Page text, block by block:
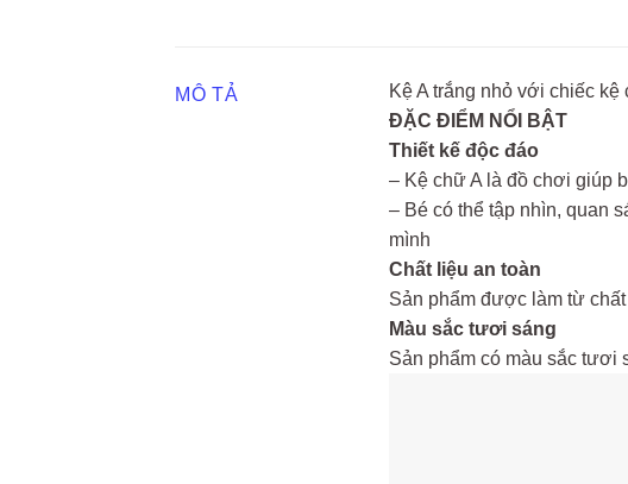
MÔ TẢ
Kệ A trắng nhỏ với chiếc
ĐẶC ĐIỂM NỔI BẬT
Thiết kế độc đáo
– Kệ chữ A là đồ chơi giúp
– Bé có thể tập nhìn, quan
mình
Chất liệu an toàn
Sản phẩm được làm từ
Màu sắc tươi sáng
Sản phẩm có màu sắc tươi